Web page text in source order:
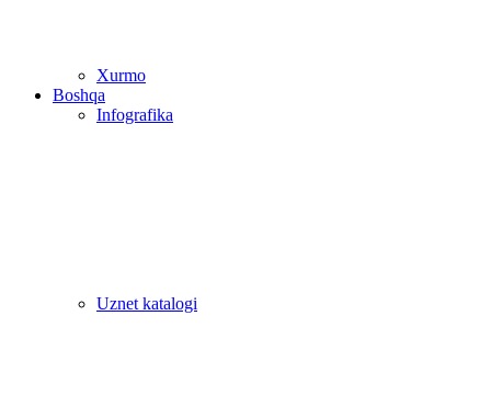
Xurmo
Boshqa
Infografika
Uznet katalogi